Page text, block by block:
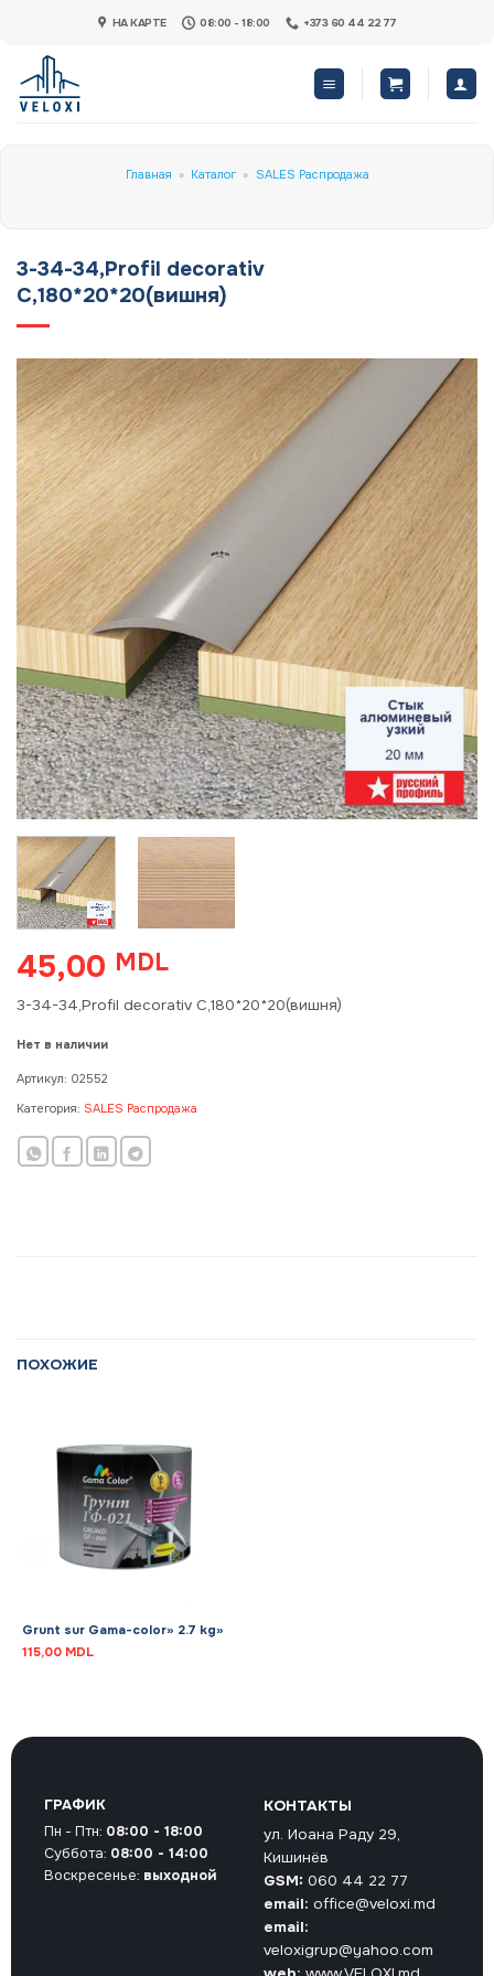
content
НА КАРТЕ 08:00 - 18:00 +373 60 44 22 77
Главная » Каталог » SALES Распродажа
3-34-34,Profil decorativ
C,180*20*20(вишня)
45,00 MDL
3-34-34,Profil decorativ C,180*20*20(вишня)
Нет в наличии
Артикул: 02552
Категория: SALES Распродажа
ПОХОЖИЕ
Grunt sur Gama-color» 2.7 kg»
115,00 MDL
КОНТАКТЫ
ул. Иоана Раду 29,
Кишинёв
GSM: 060 44 22 77
email: office@veloxi.md
email:
veloxigrup@yahoo.com
ГРАФИК
Пн - Птн: 08:00 - 18:00
Суббота: 08:00 - 14:00
Воскресенье: выходной